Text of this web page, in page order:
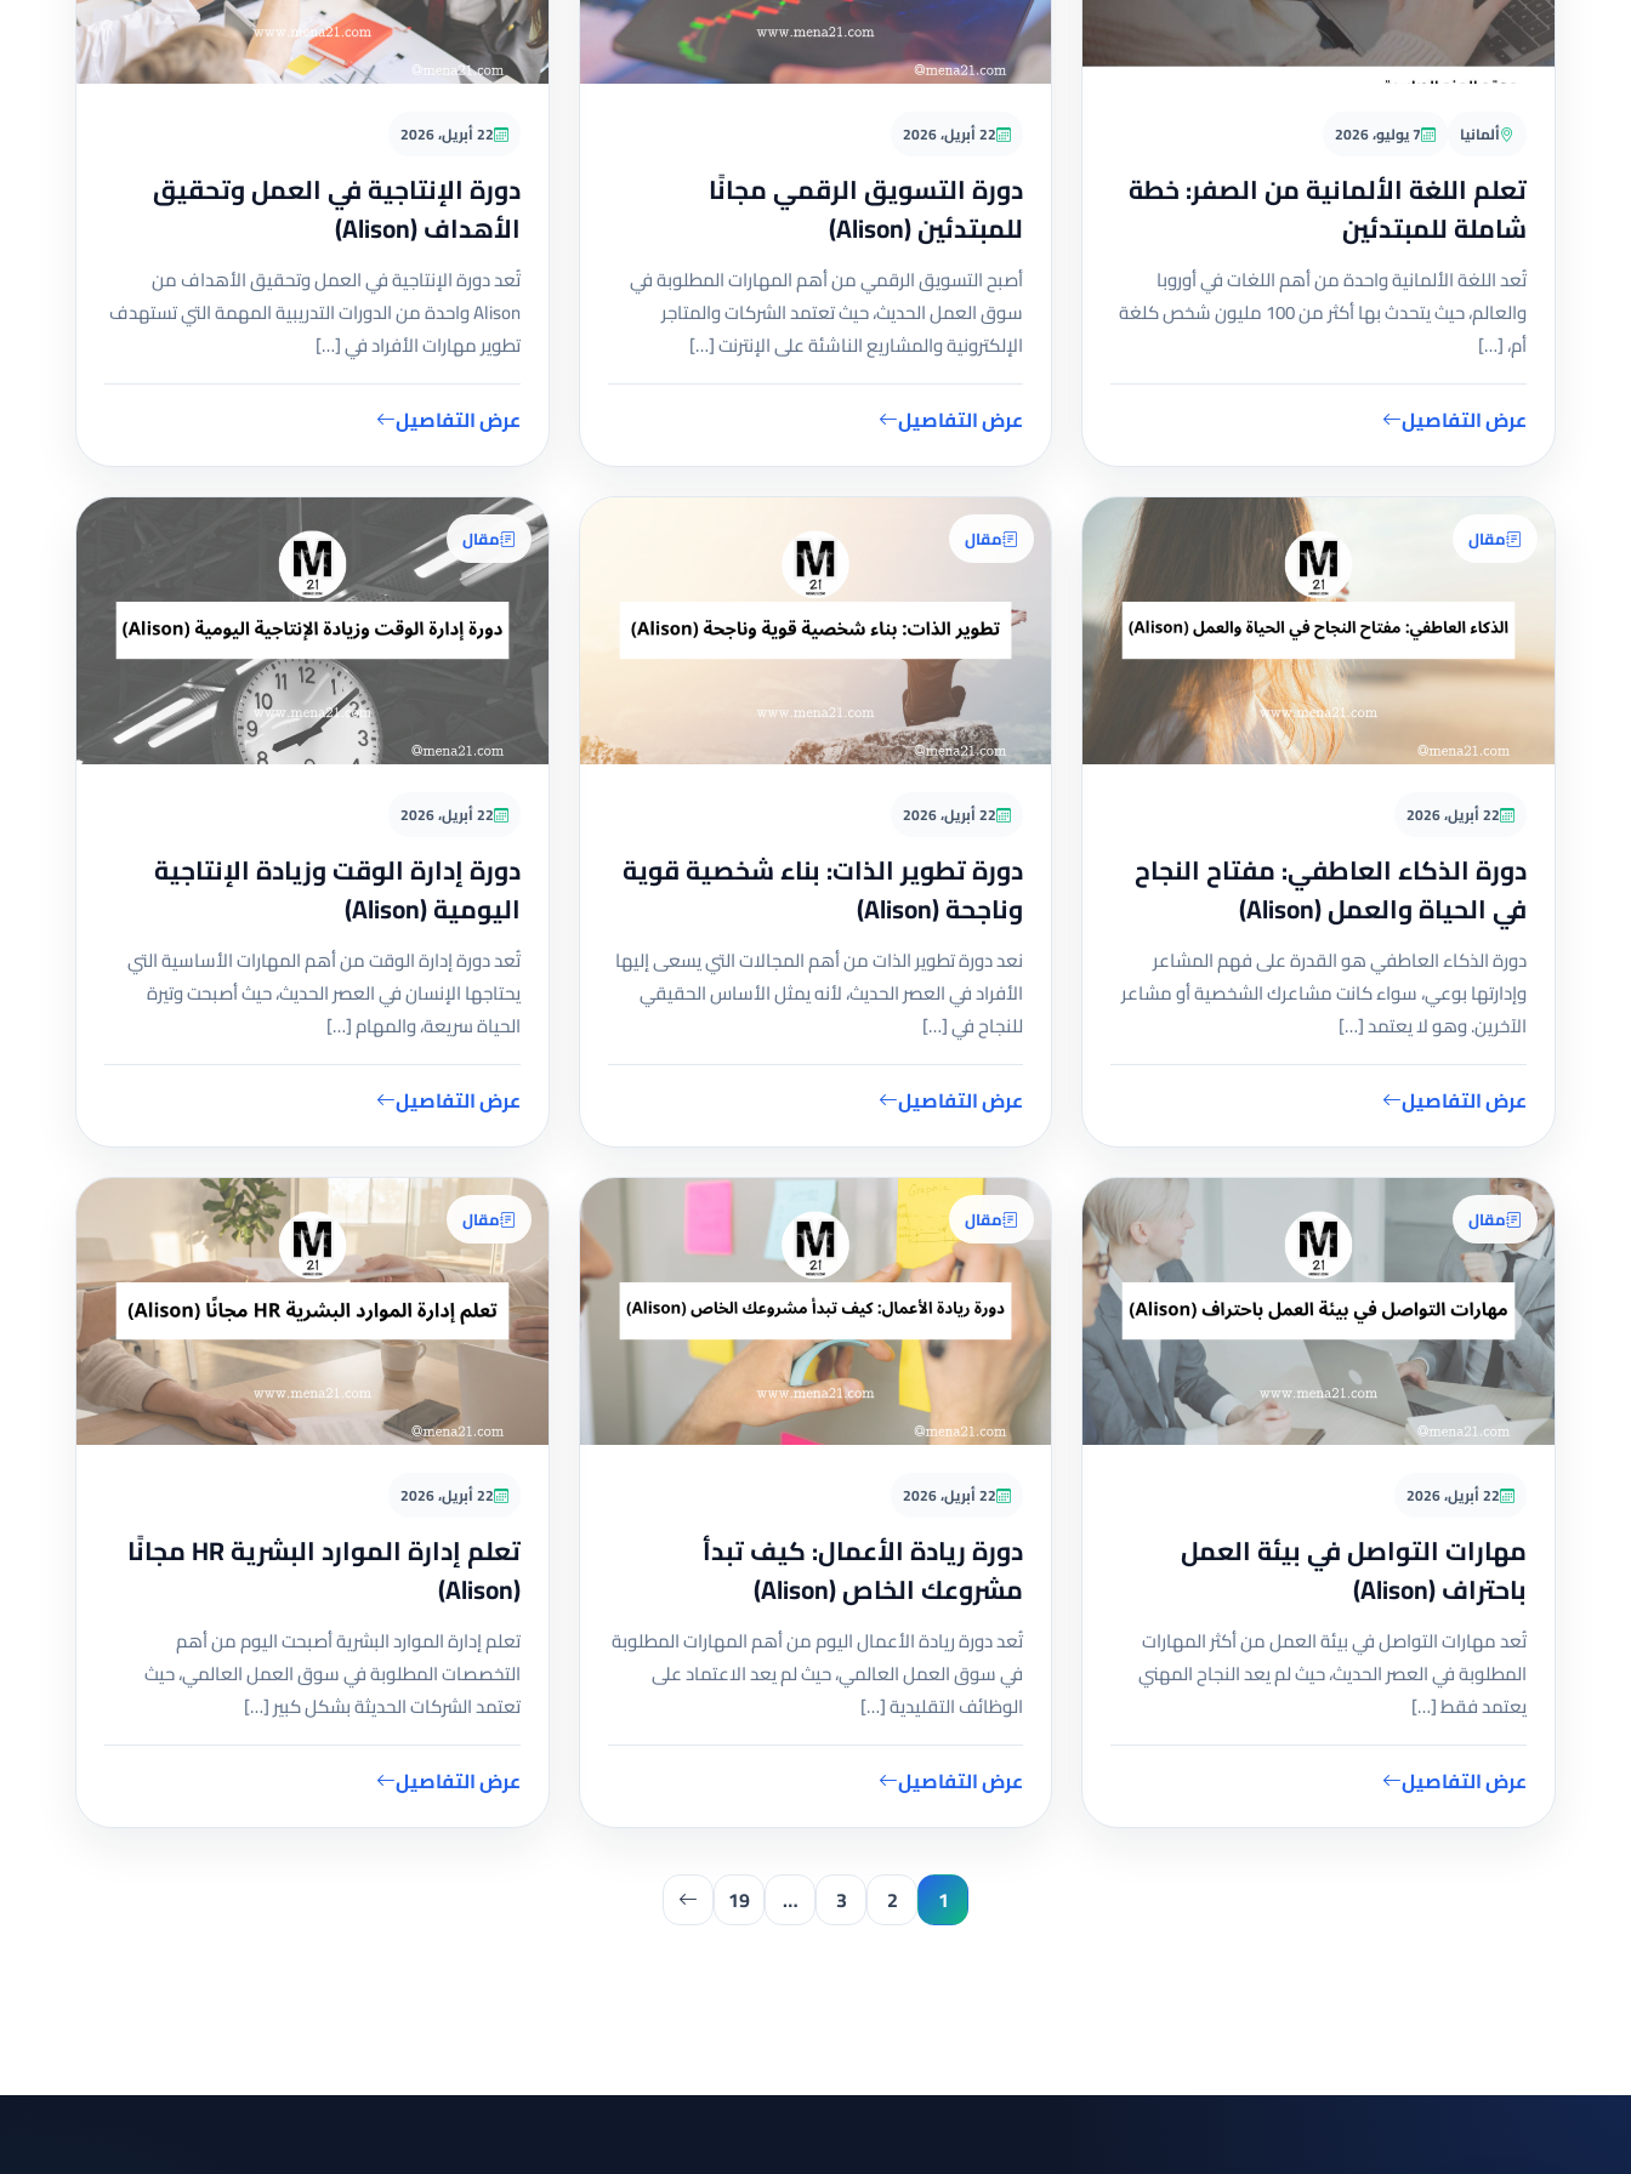
ألمانيا 7 يوليو، 2026
تعلم اللغة الألمانية من الصفر: خطة
شاملة للمبتدئين
تُعد اللغة الألمانية واحدة من أهم اللغات في أوروبا
والعالم، حيث يتحدث بها أكثر من 100 مليون شخص كلغة
أم، […]
عرض التفاصيل
22 أبريل، 2026
دورة التسويق الرقمي مجانًا
للمبتدئين (Alison)
أصبح التسويق الرقمي من أهم المهارات المطلوبة في
سوق العمل الحديث، حيث تعتمد الشركات والمتاجر
الإلكترونية والمشاريع الناشئة على الإنترنت […]
عرض التفاصيل
22 أبريل، 2026
دورة الإنتاجية في العمل وتحقيق
الأهداف (Alison)
تُعد دورة الإنتاجية في العمل وتحقيق الأهداف من
Alison واحدة من الدورات التدريبية المهمة التي تستهدف
تطوير مهارات الأفراد في […]
عرض التفاصيل
مقال
22 أبريل، 2026
دورة الذكاء العاطفي: مفتاح النجاح
في الحياة والعمل (Alison)
دورة الذكاء العاطفي هو القدرة على فهم المشاعر
وإدارتها بوعي، سواء كانت مشاعرك الشخصية أو مشاعر
الآخرين. وهو لا يعتمد […]
عرض التفاصيل
مقال
22 أبريل، 2026
دورة تطوير الذات: بناء شخصية قوية
وناجحة (Alison)
نعد دورة تطوير الذات من أهم المجالات التي يسعى إليها
الأفراد في العصر الحديث، لأنه يمثل الأساس الحقيقي
للنجاح في […]
عرض التفاصيل
مقال
22 أبريل، 2026
دورة إدارة الوقت وزيادة الإنتاجية
اليومية (Alison)
تُعد دورة إدارة الوقت من أهم المهارات الأساسية التي
يحتاجها الإنسان في العصر الحديث، حيث أصبحت وتيرة
الحياة سريعة، والمهام […]
عرض التفاصيل
مقال
22 أبريل، 2026
مهارات التواصل في بيئة العمل
باحتراف (Alison)
تُعد مهارات التواصل في بيئة العمل من أكثر المهارات
المطلوبة في العصر الحديث، حيث لم يعد النجاح المهني
يعتمد فقط […]
عرض التفاصيل
مقال
22 أبريل، 2026
دورة ريادة الأعمال: كيف تبدأ
مشروعك الخاص (Alison)
تُعد دورة ريادة الأعمال اليوم من أهم المهارات المطلوبة
في سوق العمل العالمي، حيث لم يعد الاعتماد على
الوظائف التقليدية […]
عرض التفاصيل
مقال
22 أبريل، 2026
تعلم إدارة الموارد البشرية HR مجانًا
(Alison)
تعلم إدارة الموارد البشرية أصبحت اليوم من أهم
التخصصات المطلوبة في سوق العمل العالمي، حيث
تعتمد الشركات الحديثة بشكل كبير […]
عرض التفاصيل
1
2
3
…
19